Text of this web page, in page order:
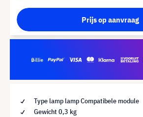
Prijs op aanvraag
Type lamp lamp Compatibele module
Gewicht 0,3 kg